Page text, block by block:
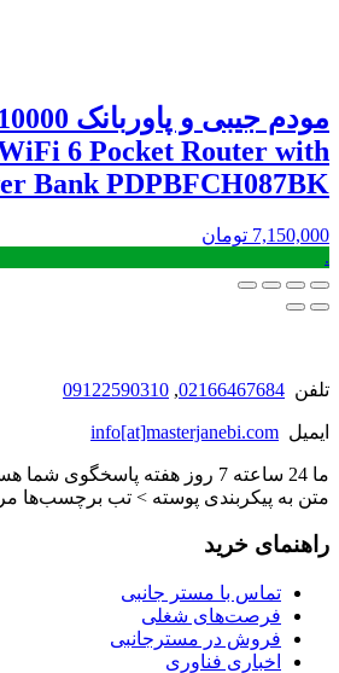
6 Pocket Router with
Bank PDPBFCH087BK
7,150,000 تومان
.
تلفن 02166467684
,
09122590310
ایمیل info[at]masterjanebi.com
ما 24 ساعته 7 روز هفته پاسخگوی
متن به پیکربندی پوسته > تب برچسب‌ها
راهنمای خرید
تماس با مستر جانبی
فرصت‌های شغلی
فروش در مسترجانبی
اخباری فناوری